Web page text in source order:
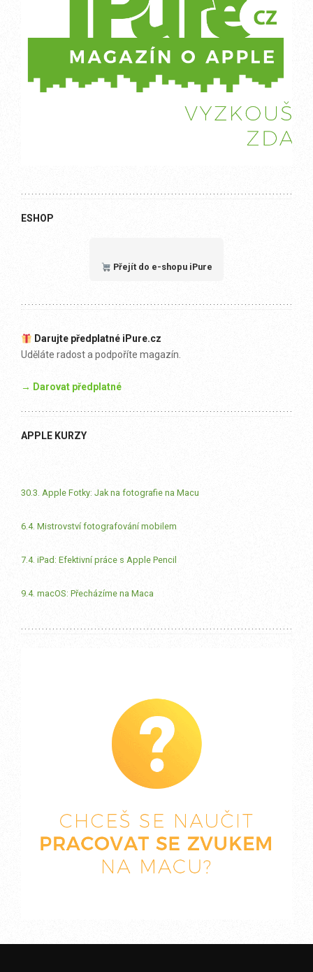
ESHOP
Přejít do e-shopu iPure
Darujte předplatné iPure.cz
Uděláte radost a podpoříte magazín.
→ Darovat předplatné
APPLE KURZY
30.3. Apple Fotky: Jak na fotografie na Macu
6.4. Mistrovství fotografování mobilem
7.4. iPad: Efektivní práce s Apple Pencil
9.4. macOS: Přecházíme na Maca